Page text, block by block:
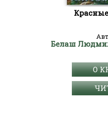
Белаш
О